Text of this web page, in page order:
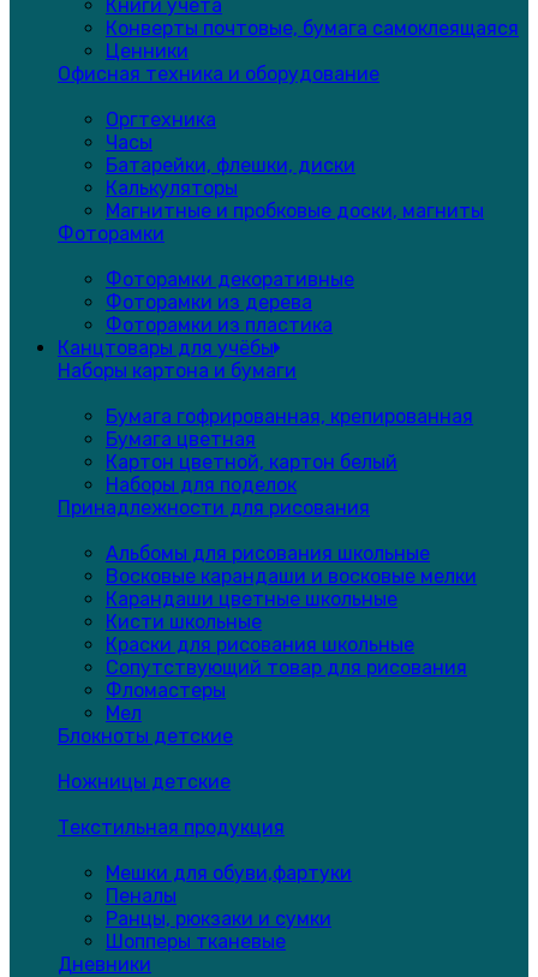
Книги учета
Конверты почтовые, бумага самоклеящаяся
Ценники
Офисная техника и оборудование
Оргтехника
Часы
Батарейки, флешки, диски
Калькуляторы
Магнитные и пробковые доски, магниты
Фоторамки
Фоторамки декоративные
Фоторамки из дерева
Фоторамки из пластика
Канцтовары для учёбы
Наборы картона и бумаги
Бумага гофрированная, крепированная
Бумага цветная
Картон цветной, картон белый
Наборы для поделок
Принадлежности для рисования
Альбомы для рисования школьные
Восковые карандаши и восковые мелки
Карандаши цветные школьные
Кисти школьные
Краски для рисования школьные
Сопутствующий товар для рисования
Фломастеры
Мел
Блокноты детские
Ножницы детские
Текстильная продукция
Мешки для обуви,фартуки
Пеналы
Ранцы, рюкзаки и сумки
Шопперы тканевые
Дневники